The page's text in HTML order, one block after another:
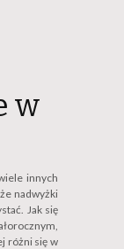
w
innych
nadwyżki
Jak się
różni się w